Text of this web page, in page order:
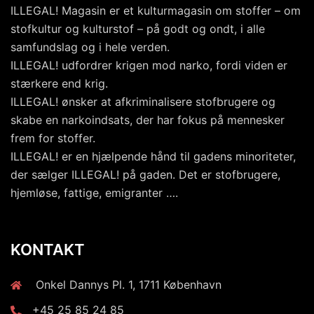
ILLEGAL! Magasin er et kulturmagasin om stoffer – om
stofkultur og kulturstof – på godt og ondt, i alle
samfundslag og i hele verden.
ILLEGAL! udfordrer krigen mod narko, fordi viden er
stærkere end krig.
ILLEGAL! ønsker at afkriminalisere stofbrugere og
skabe en narkoindsats, der har fokus på mennesker
frem for stoffer.
ILLEGAL! er en hjælpende hånd til gadens minoriteter,
der sælger ILLEGAL! på gaden. Det er stofbrugere,
hjemløse, fattige, emigranter ….
KONTAKT
Onkel Dannys Pl. 1, 1711 København
+45 25 85 24 85